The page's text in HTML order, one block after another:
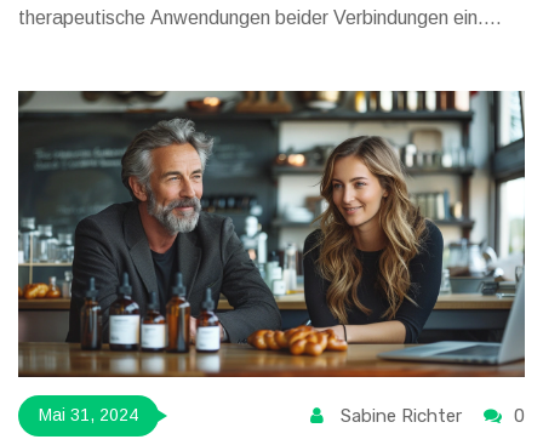
therapeutische Anwendungen beider Verbindungen ein.
Einblicke für ein tieferes Verständnis. Der Artikel richtet sich
an Leser, die mehr über die faszinierende Welt der
Cannabinoide erfahren möchten.
Mai 31, 2024 Sabine Richter 0